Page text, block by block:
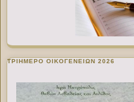
ΤΡΙΗΜΕΡΟ ΟΙΚΟΓΕΝΕΙΩΝ 2026